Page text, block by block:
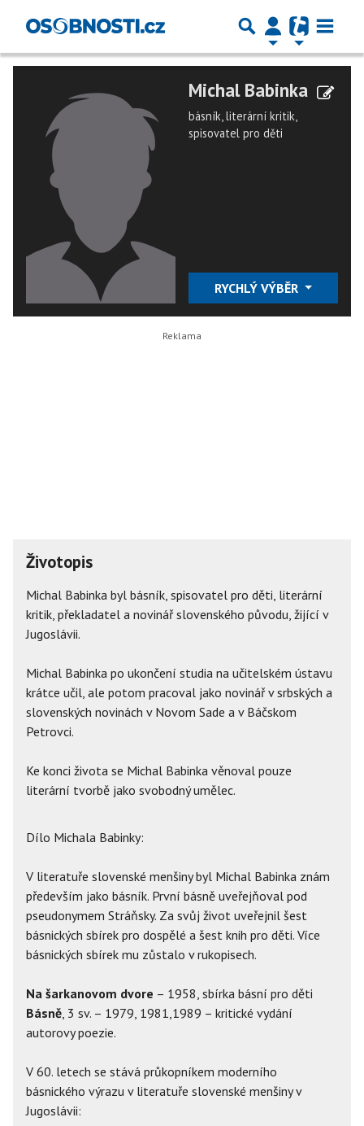
Michal Babinka
básník, literární kritik,
spisovatel pro děti
RYCHLÝ VÝBĚR
Životopis
Michal Babinka byl básník, spisovatel pro děti, literární
kritik, překladatel a novinář slovenského původu, žijící v
Jugoslávii.
Michal Babinka po ukončení studia na učitelském ústavu
krátce učil, ale potom pracoval jako novinář v srbských a
slovenských novinách v Novom Sade a v Báčskom
Petrovci.
Ke konci života se Michal Babinka věnoval pouze
literární tvorbě jako svobodný umělec.
Dílo Michala Babinky:
V literatuře slovenské menšiny byl Michal Babinka znám
především jako básník. První básně uveřejňoval pod
pseudonymem Stráňsky. Za svůj život uveřejnil šest
básnických sbírek pro dospělé a šest knih pro děti. Více
básnických sbírek mu zůstalo v rukopisech.
Na šarkanovom dvore – 1958, sbírka básní pro děti
Básně, 3 sv. – 1979, 1981,1989 – kritické vydání
autorovy poezie.
V 60. letech se stává průkopníkem moderního
básnického výrazu v literatuře slovenské menšiny v
Jugoslávii: